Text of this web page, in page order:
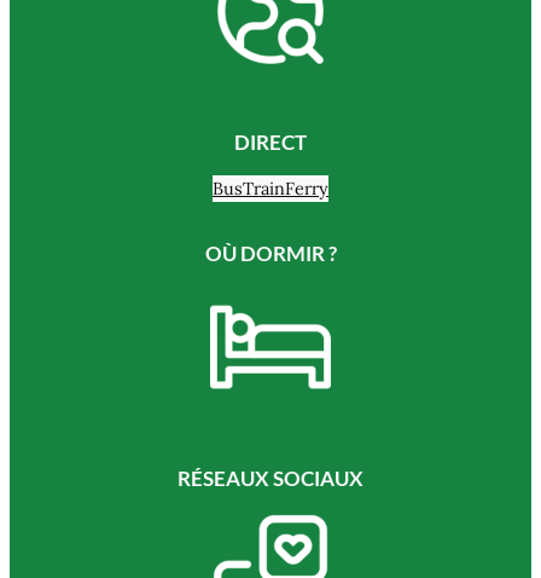
DIRECT
BusTrainFerry
OÙ DORMIR ?
RÉSEAUX SOCIAUX